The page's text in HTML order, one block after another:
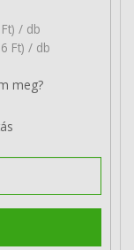
/ db
Ft) / db
meg?